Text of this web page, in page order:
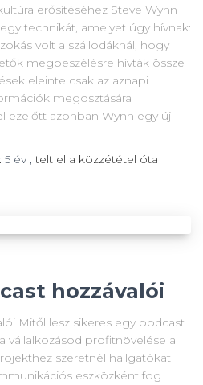
erősítéséhez Steve Wynn
technikát, amelyet úgy hívnak:
volt a szállodáknál, hogy
megbeszélésre hívták össze
eleinte csak az aznapi
megosztására
ezelőtt azonban Wynn egy új
5 év,telt el a közzététel óta
hozzávalói
Mitől lesz sikeres egy podcast
vállalkozásod profitnövelése a
szeretnél hallgatókat
eszközként fog